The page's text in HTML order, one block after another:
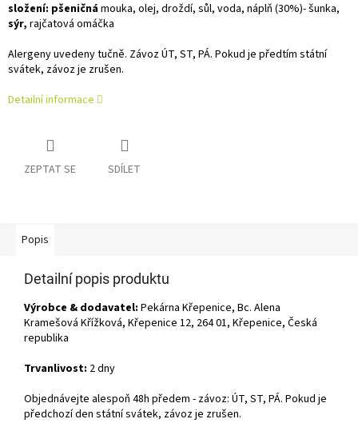
složení: pšeničnámouka, olej, droždí, sůl, voda, náplň (30%)- šunka,
sýr, rajčatová omáčka
Alergeny uvedeny tučně. Závoz ÚT, ST, PÁ. Pokud je předtím státní
svátek, závoz je zrušen.
Detailní informace
ZEPTAT SE SDÍLET
Popis
Detailní popis produktu
Výrobce & dodavatel: Pekárna Křepenice, Bc. Alena
Kramešová Křížková, Křepenice 12, 264 01, Křepenice, Česká
republika
Trvanlivost: 2 dny
Objednávejte alespoň 48h předem - závoz: ÚT, ST, PÁ. Pokud je
předchozí den státní svátek, závoz je zrušen.